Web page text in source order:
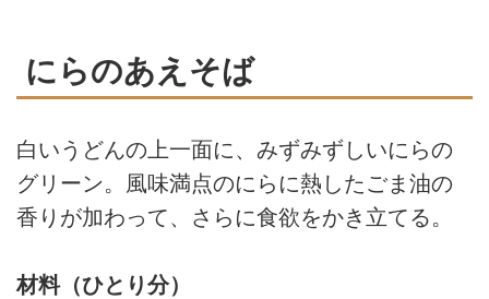
にらのあえそば
白いうどんの上一面に、みずみずしいにらの
グリーン。風味満点のにらに熱したごま油の
香りが加わって、さらに食欲をかき立てる。
材料（ひとり分）